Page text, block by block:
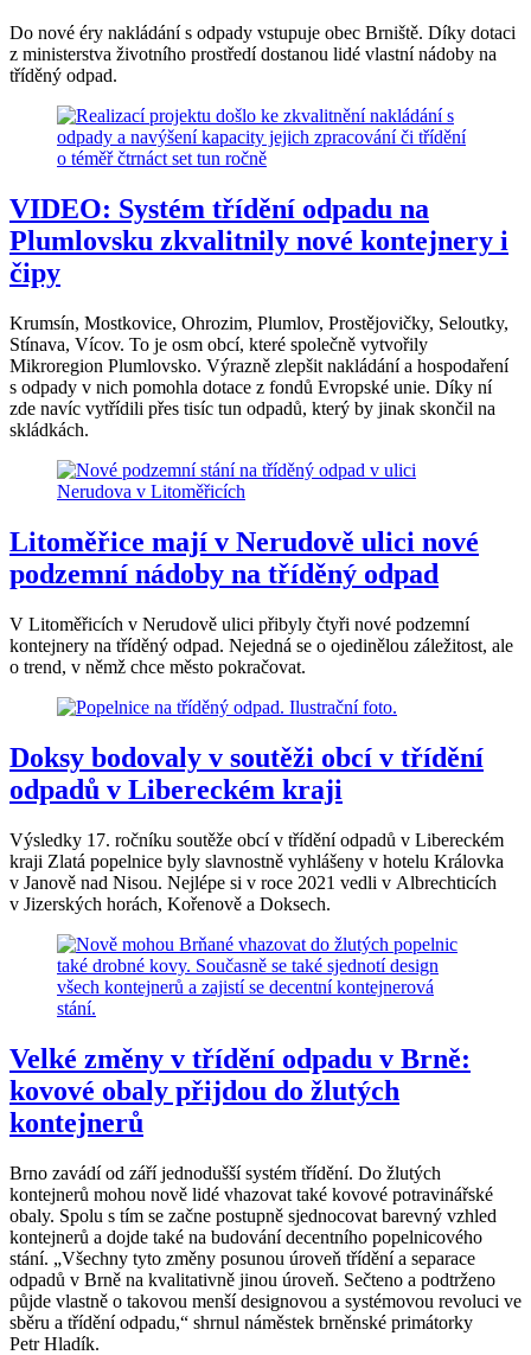
Do nové éry nakládání s odpady vstupuje obec Brniště. Díky dotaci
z ministerstva životního prostředí dostanou lidé vlastní nádoby na
tříděný odpad.
VIDEO: Systém třídění odpadu na
Plumlovsku zkvalitnily nové kontejnery i
čipy
Krumsín, Mostkovice, Ohrozim, Plumlov, Prostějovičky, Seloutky,
Stínava, Vícov. To je osm obcí, které společně vytvořily
Mikroregion Plumlovsko. Výrazně zlepšit nakládání a hospodaření
s odpady v nich pomohla dotace z fondů Evropské unie. Díky ní
zde navíc vytřídili přes tisíc tun odpadů, který by jinak skončil na
skládkách.
Litoměřice mají v Nerudově ulici nové
podzemní nádoby na tříděný odpad
V Litoměřicích v Nerudově ulici přibyly čtyři nové podzemní
kontejnery na tříděný odpad. Nejedná se o ojedinělou záležitost, ale
o trend, v němž chce město pokračovat.
Doksy bodovaly v soutěži obcí v třídění
odpadů v Libereckém kraji
Výsledky 17. ročníku soutěže obcí v třídění odpadů v Libereckém
kraji Zlatá popelnice byly slavnostně vyhlášeny v hotelu Královka
v Janově nad Nisou. Nejlépe si v roce 2021 vedli v Albrechticích
v Jizerských horách, Kořenově a Doksech.
Velké změny v třídění odpadu v Brně:
kovové obaly přijdou do žlutých
kontejnerů
Brno zavádí od září jednodušší systém třídění. Do žlutých
kontejnerů mohou nově lidé vhazovat také kovové potravinářské
obaly. Spolu s tím se začne postupně sjednocovat barevný vzhled
kontejnerů a dojde také na budování decentního popelnicového
stání. „Všechny tyto změny posunou úroveň třídění a separace
odpadů v Brně na kvalitativně jinou úroveň. Sečteno a podtrženo
půjde vlastně o takovou menší designovou a systémovou revoluci ve
sběru a třídění odpadu,“ shrnul náměstek brněnské primátorky
Petr Hladík.